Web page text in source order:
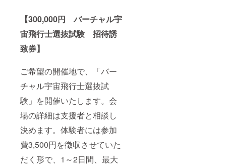
【300,000円 バーチャル宇
宙飛行士選抜試験 招待誘
致券】
ご希望の開催地で、「バー
チャル宇宙飛行士選抜試
験」を開催いたします。会
場の詳細は支援者と相談し
決めます。体験者には参加
費3,500円を徴収させていた
だく形で、1～2日間、最大